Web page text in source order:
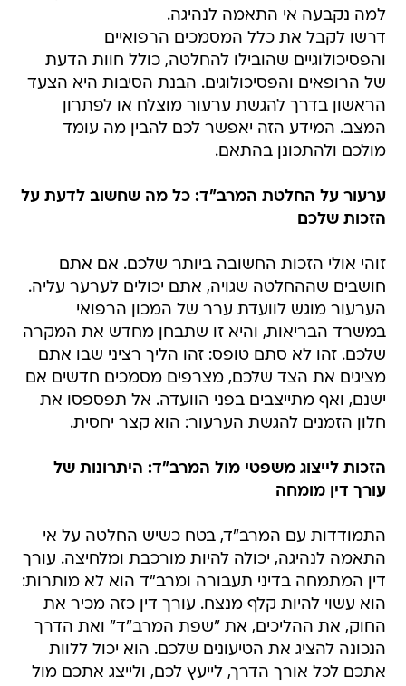
למה נקבעה אי התאמה לנהיגה.
דרשו לקבל את כלל המסמכים הרפואיים
והפסיכולוגיים שהובילו להחלטה, כולל חוות הדעת
של הרופאים והפסיכולוגים. הבנת הסיבות היא הצעד
הראשון בדרך להגשת ערעור מוצלח או לפתרון
המצב. המידע הזה יאפשר לכם להבין מה עומד
מולכם ולהתכונן בהתאם.
ערעור על החלטת המרב"ד: כל מה שחשוב לדעת על
הזכות שלכם
זוהי אולי הזכות החשובה ביותר שלכם. אם אתם
חושבים שההחלטה שגויה, אתם יכולים לערער עליה.
הערעור מוגש לוועדת ערר של המכון הרפואי
במשרד הבריאות, והיא זו שתבחן מחדש את המקרה
שלכם. זהו לא סתם טופס: זהו הליך רציני שבו אתם
מציגים את הצד שלכם, מצרפים מסמכים חדשים אם
ישנם, ואף מתייצבים בפני הוועדה. אל תפספסו את
חלון הזמנים להגשת הערעור: הוא קצר יחסית.
הזכות לייצוג משפטי מול המרב"ד: היתרונות של
עורך דין מומחה
התמודדות עם המרב"ד, בטח כשיש החלטה על אי
התאמה לנהיגה, יכולה להיות מורכבת ומלחיצה. עורך
דין המתמחה בדיני תעבורה ומרב"ד הוא לא מותרות:
הוא עשוי להיות קלף מנצח. עורך דין כזה מכיר את
החוק, את ההליכים, את "שפת המרב"ד" ואת הדרך
הנכונה להציג את הטיעונים שלכם. הוא יכול ללוות
אתכם לכל אורך הדרך, לייעץ לכם, ולייצג אתכם מול